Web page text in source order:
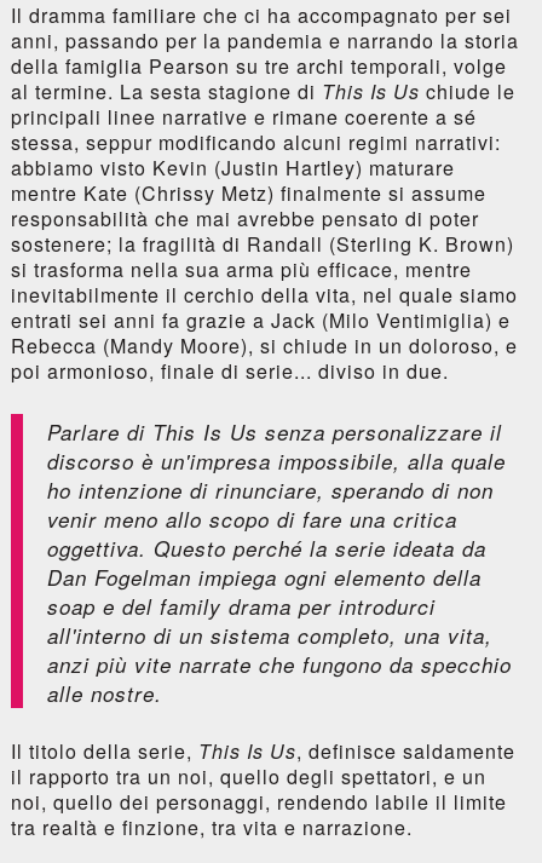
Il dramma familiare che ci ha accompagnato per sei
anni, passando per la pandemia e narrando la storia
della famiglia Pearson su tre archi temporali, volge
al termine. La sesta stagione di This Is Us chiude le
principali linee narrative e rimane coerente a sé
stessa, seppur modificando alcuni regimi narrativi:
abbiamo visto Kevin (Justin Hartley) maturare
mentre Kate (Chrissy Metz) finalmente si assume
responsabilità che mai avrebbe pensato di poter
sostenere; la fragilità di Randall (Sterling K. Brown)
si trasforma nella sua arma più efficace, mentre
inevitabilmente il cerchio della vita, nel quale siamo
entrati sei anni fa grazie a Jack (Milo Ventimiglia) e
Rebecca (Mandy Moore), si chiude in un doloroso, e
poi armonioso, finale di serie... diviso in due.
Parlare di This Is Us senza personalizzare il
discorso è un'impresa impossibile, alla quale
ho intenzione di rinunciare, sperando di non
venir meno allo scopo di fare una critica
oggettiva. Questo perché la serie ideata da
Dan Fogelman impiega ogni elemento della
soap e del family drama per introdurci
all'interno di un sistema completo, una vita,
anzi più vite narrate che fungono da specchio
alle nostre.
Il titolo della serie, This Is Us, definisce saldamente
il rapporto tra un noi, quello degli spettatori, e un
noi, quello dei personaggi, rendendo labile il limite
tra realtà e finzione, tra vita e narrazione.